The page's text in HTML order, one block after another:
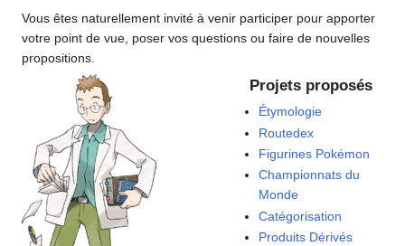
Vous êtes naturellement invité à venir participer pour apporter
votre point de vue, poser vos questions ou faire de nouvelles
propositions.
Projets proposés
Étymologie
Routedex
Figurines Pokémon
Championnats du
Monde
Catégorisation
Produits Dérivés